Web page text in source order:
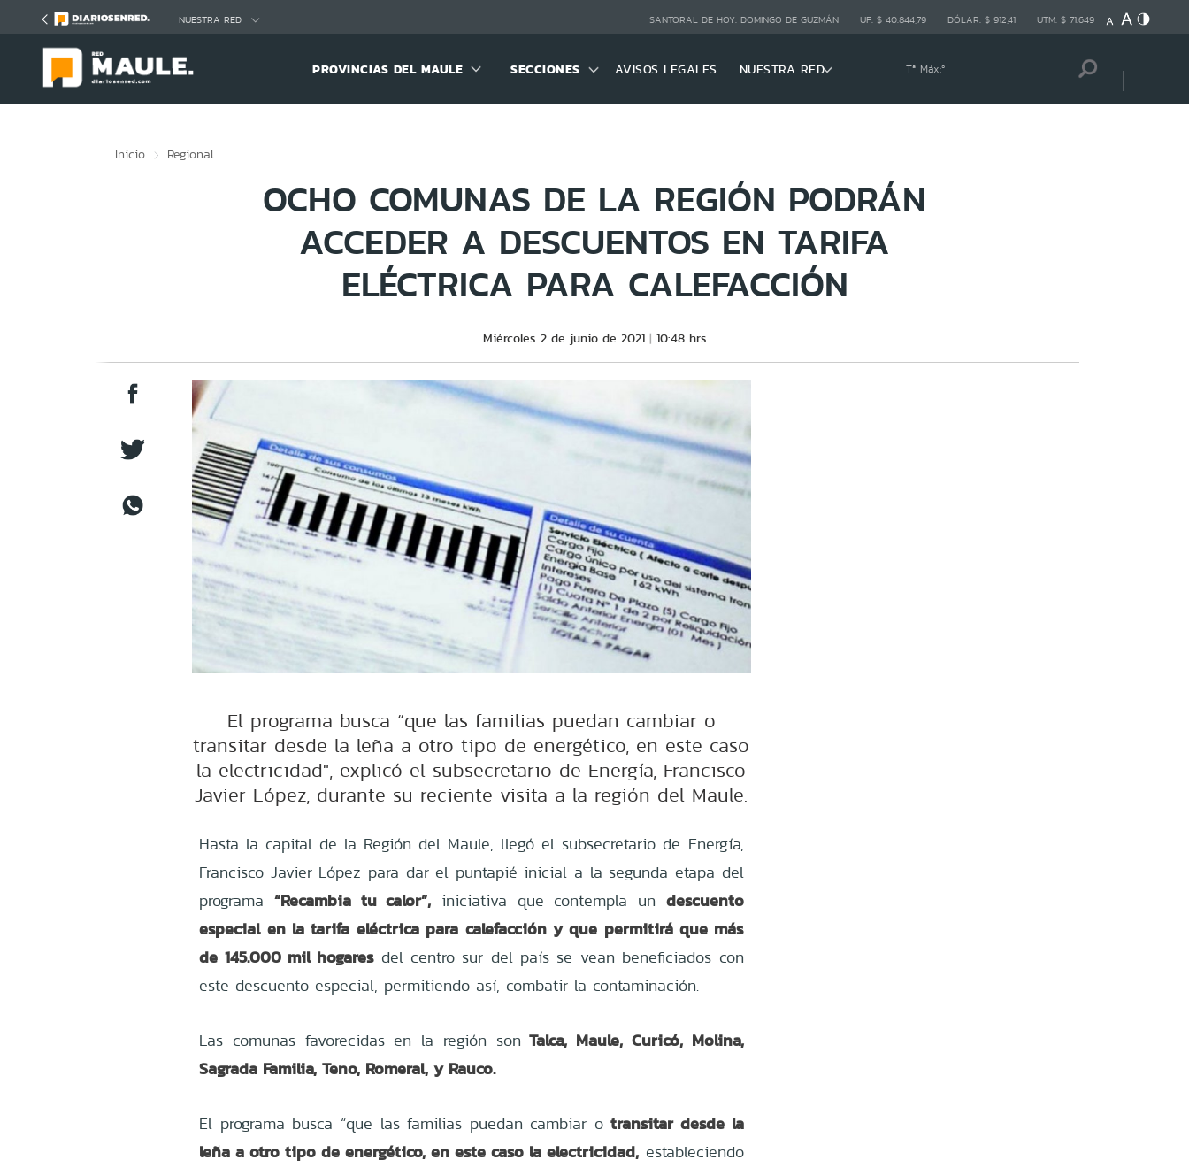
NUESTRA RED SANTORAL DE HOY: DOMINGO DE GUZMÁN UF: $ 40.844,79 DÓLAR: $ 912,41 UTM: $ 71.649
PROVINCIAS DEL MAULE SECCIONES AVISOS LEGALES NUESTRA RED Tª Máx:º
Inicio Regional
OCHO COMUNAS DE LA REGIÓN PODRÁN
ACCEDER A DESCUENTOS EN TARIFA
ELÉCTRICA PARA CALEFACCIÓN
Miércoles 2 de junio de 2021 10:48 hrs
El programa busca “que las familias puedan cambiar o
transitar desde la leña a otro tipo de energético, en este caso
la electricidad", explicó el subsecretario de Energía, Francisco
Javier López, durante su reciente visita a la región del Maule.
Hasta la capital de la Región del Maule, llegó el subsecretario de Energía,
Francisco Javier López para dar el puntapié inicial a la segunda etapa del
programa “Recambia tu calor”, iniciativa que contempla un descuento
especial en la tarifa eléctrica para calefacción y que permitirá que más
de 145.000 mil hogaresdel centro sur del país se vean beneficiados con
este descuento especial, permitiendo así, combatir la contaminación.
Las comunas favorecidas en la región son Talca, Maule, Curicó, Molina,
Sagrada Familia, Teno, Romeral, y Rauco.
El programa busca “que las familias puedan cambiar otransitar desde la
leña a otro tipo de energético, en este caso la electricidad, estableciendo